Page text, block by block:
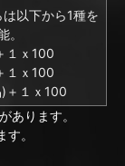
以下から1種を
。
１ｘ100
１ｘ100
＋１ｘ100
あります。
。